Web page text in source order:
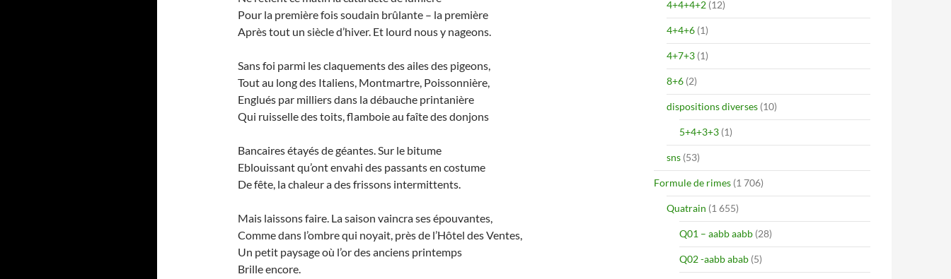
Pour la première fois soudain brûlante – la première
Après tout un siècle d’hiver. Et lourd nous y nageons.
Sans foi parmi les claquements des ailes des pigeons,
Tout au long des Italiens, Montmartre, Poissonnière,
Englués par milliers dans la débauche printanière
Qui ruisselle des toits, flamboie au faîte des donjons
Bancaires étayés de géantes. Sur le bitume
Eblouissant qu’ont envahi des passants en costume
De fête, la chaleur a des frissons intermittents.
Mais laissons faire. La saison vaincra ses épouvantes,
Comme dans l’ombre qui noyait, près de l’Hôtel des Ventes,
Un petit paysage où l’or des anciens printemps
Brille encore.
4+4+4+2 (12)
4+4+6 (1)
4+7+3 (1)
8+6 (2)
dispositions diverses (10)
5+4+3+3 (1)
sns (53)
Formule de rimes (1 706)
Quatrain (1 655)
Q01 – aabb aabb (28)
Q02 -aabb abab (5)